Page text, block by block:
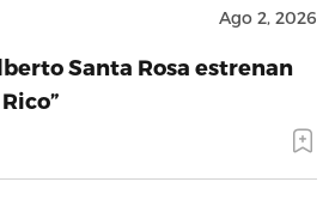
Ago 2, 2026
Santa Rosa estrenan